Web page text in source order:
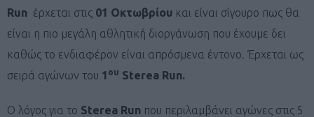
Run έρχεται στις 01 Οκτωβρίου και είναι σίγουρο πως θα
είναι η πιο μεγάλη αθλητική διοργάνωση που έχουμε δει
καθώς το ενδιαφέρον είναι απρόσμενα έντονο. Έρχεται ως
σειρά αγώνων του 1 ου Sterea Run.
Ο λόγος για το Sterea Run που περιλαμβάνει αγώνες στις 5